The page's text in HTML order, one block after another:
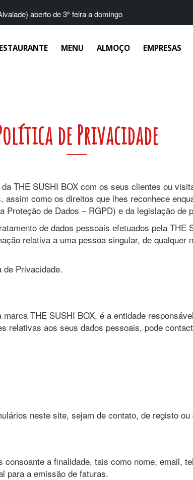
aberto de 3ª feira a domingo
MENU ALMOÇO EMPRESAS
de Privacidade
THE SUSHI BOX com os seus clientes ou
como os direitos que lhes reconhece
Proteção de Dados – RGPD) e da legislação de
de dados pessoais efetuados pela THE
relativa a uma pessoa singular, de qualquer
Privacidade.
THE SUSHI BOX, é a entidade
relativas aos seus dados pessoais, pode
neste site, sejam de contato, de registo
a finalidade, tais como nome, email,
para a emissão de faturas.